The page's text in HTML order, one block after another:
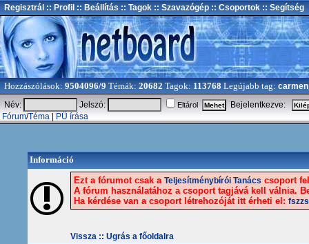
Regisztrál :: Profil :: Beállítás :: Tagok :: Szavazógép :: Csoportok :: Segítség
Hozzászólások: 9504096/9 Témák: 20682 Tagok: 113768 Legújabb tag:
Név:
Jelszó: Eltárol
Bejelentkezve:
Fórum/Téma PÜ írása
Információ
Ezt a fórumot csak a Teljesítménybírói Tanács csoport
A fórum használatához a csoport tagjává kell válnia.
Ha kérdése van a csoport létrehozóját itt érheti el: fszzs
Vissza :: Ugrás a főoldalra